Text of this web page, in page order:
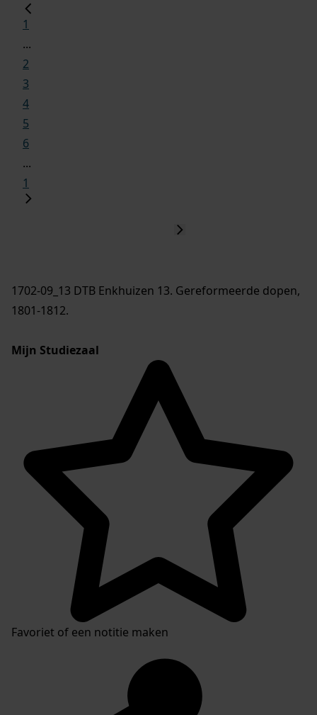
1
...
2
3
4
5
6
...
1
1702-09_13 DTB Enkhuizen 13. Gereformeerde dopen,
1801-1812.
Mijn Studiezaal
Favoriet of een notitie maken